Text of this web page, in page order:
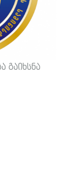
გაიხსნა